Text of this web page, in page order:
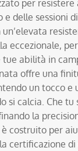
per
e delle sessioni
eccezionale,
abilità in
offre una
un tocco e
si calcia. Che
la
costruito per
certificazione di